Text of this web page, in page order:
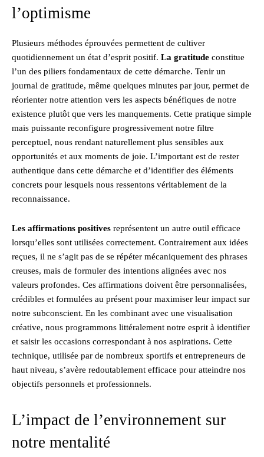
l’optimisme
Plusieurs méthodes éprouvées permettent de cultiver
quotidiennement un état d’esprit positif. La gratitude constitue
l’un des piliers fondamentaux de cette démarche. Tenir un
journal de gratitude, même quelques minutes par jour, permet de
réorienter notre attention vers les aspects bénéfiques de notre
existence plutôt que vers les manquements. Cette pratique simple
mais puissante reconfigure progressivement notre filtre
perceptuel, nous rendant naturellement plus sensibles aux
opportunités et aux moments de joie. L’important est de rester
authentique dans cette démarche et d’identifier des éléments
concrets pour lesquels nous ressentons véritablement de la
reconnaissance.
Les affirmations positives représentent un autre outil efficace
lorsqu’elles sont utilisées correctement. Contrairement aux idées
reçues, il ne s’agit pas de se répéter mécaniquement des phrases
creuses, mais de formuler des intentions alignées avec nos
valeurs profondes. Ces affirmations doivent être personnalisées,
crédibles et formulées au présent pour maximiser leur impact sur
notre subconscient. En les combinant avec une visualisation
créative, nous programmons littéralement notre esprit à identifier
et saisir les occasions correspondant à nos aspirations. Cette
technique, utilisée par de nombreux sportifs et entrepreneurs de
haut niveau, s’avère redoutablement efficace pour atteindre nos
objectifs personnels et professionnels.
L’impact de l’environnement sur
notre mentalité